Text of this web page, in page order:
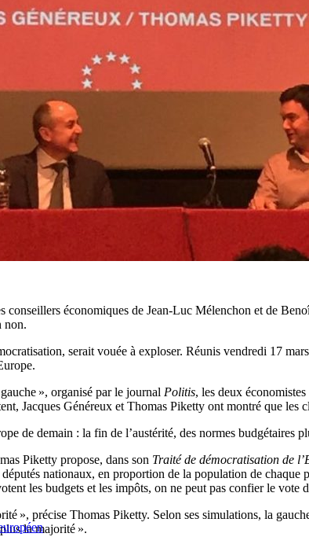
conseillers économiques de Jean-Luc Mélenchon et de
non.
serait vouée à exploser. Réunis vendredi 17
», organisé par le journal Politis, les deux
Jacques Généreux et Thomas Piketty ont montré que les
de demain : la fin de l’austérité, des normes
Piketty propose, dans son Traité de démocratisation de
nationaux, en proportion de la population de
les budgets et les impôts, on ne peut pas confier le vote
», précise Thomas Piketty. Selon ses simulations, la
la majorité ».